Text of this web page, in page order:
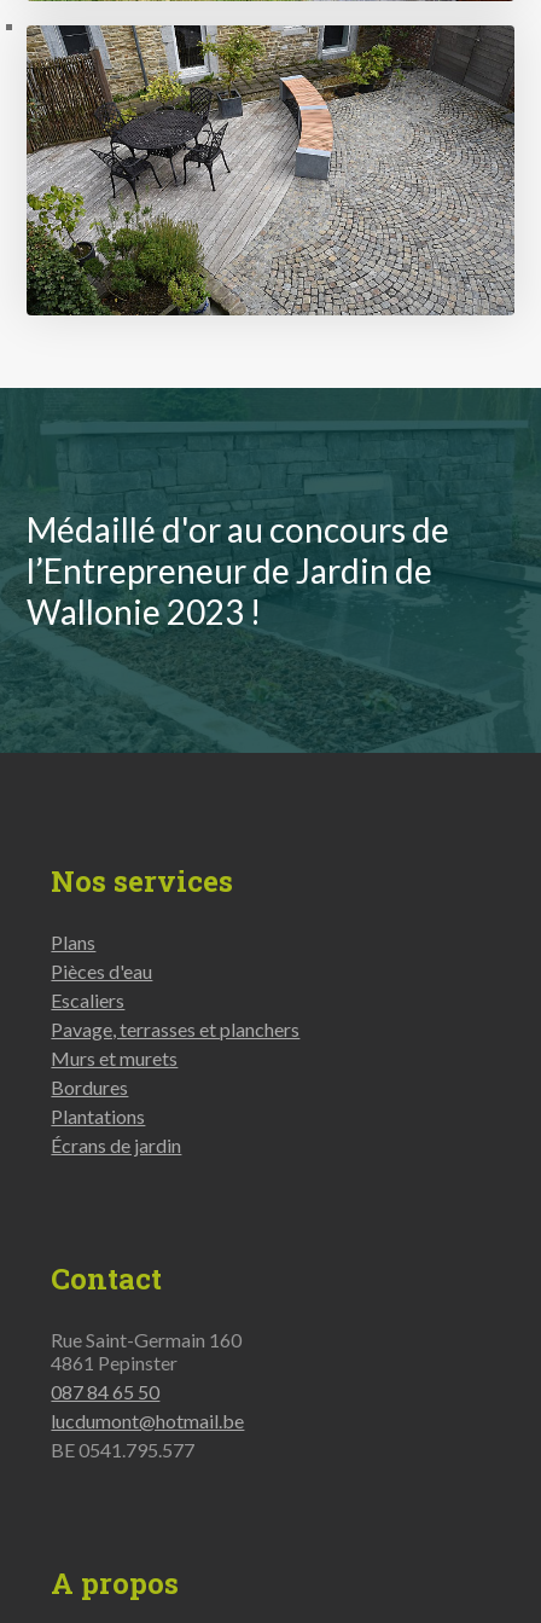
Petit jardin de ville
4 photos
Planchers en bois
10 photos
Médaillé d'or au concours de
l’Entrepreneur de Jardin de
Wallonie 2023 !
Nos services
Plans
Pièces d'eau
Escaliers
Pavage, terrasses et planchers
Murs et murets
Bordures
Plantations
Écrans de jardin
Contact
Rue Saint-Germain 160
4861 Pepinster
087 84 65 50
lucdumont@hotmail.be
BE 0541.795.577
A propos